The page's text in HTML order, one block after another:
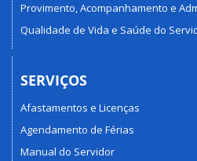
Provimento, Acompanhamento e
Qualidade de Vida e Saúde do
SERVIÇOS
Afastamentos e Licenças
Agendamento de Férias
Manual do Servidor